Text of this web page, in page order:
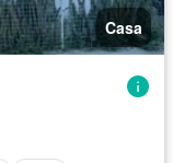
Casa